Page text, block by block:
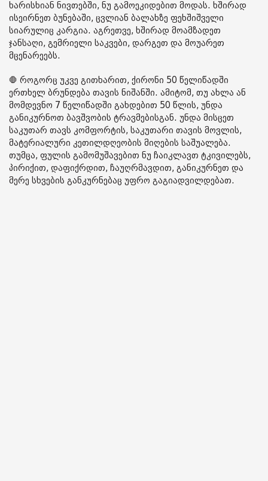
ხარისხიან ნივთებში, ნუ გამოეკიდებით მოდას. ხშირად
ისეირნეთ ბუნებაში, ცვლიან ბალახზე ფეხშიშველი
სიარულიც კარგია. აგრეთვე, ხშირად მოამზადეთ
ჯანსაღი, გემრიელი საკვები, დარგეთ და მოუარეთ
მცენარეებს.
🛑 როგორც უკვე გითხარით, ქირონი 50 წელიწადში
ერთხელ ბრუნდება თავის ნიშანში. ამიტომ, თუ ახლა ან
მომდევნო 7 წელიწადში გახდებით 50 წლის, უნდა
განიკურნოთ ბავშვობის ტრავმებისგან. უნდა მისცეთ
საკუთარ თავს კომფორტის, საკუთარი თავის მოვლის,
მატერიალური კეთილდღეობის მიღების საშუალება.
თუმცა, ფულის გამომუშავებით ნუ ჩაიკლავთ ტკივილებს,
პირიქით, დაფიქრდით, ჩაუღრმავდით, განიკურნეთ და
მერე სხვების განკურნებაც უფრო გაგიადვილდებათ.